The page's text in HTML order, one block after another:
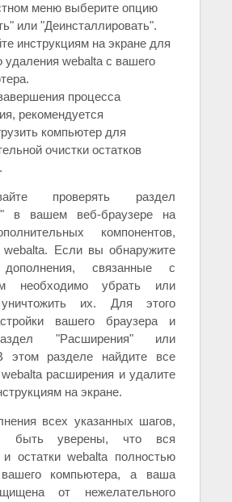
меню выберите опцию
или "Деинсталлировать".
инструкциям на экране для
удаления webalta с вашего
процесса
рекомендуется
компьютер для
очистки остатков
проверять раздел
в вашем веб-браузере на
компонентов,
webalta. Если вы обнаружите
дополнения, связанные с
необходимо убрать или
их. Для этого
вашего браузера и
"Расширения" или
этом разделе найдите все
расширения и удалите
на экране.
всех указанных шагов,
быть уверены, что вся
остатки webalta полностью
компьютера, а ваша
от нежелательного